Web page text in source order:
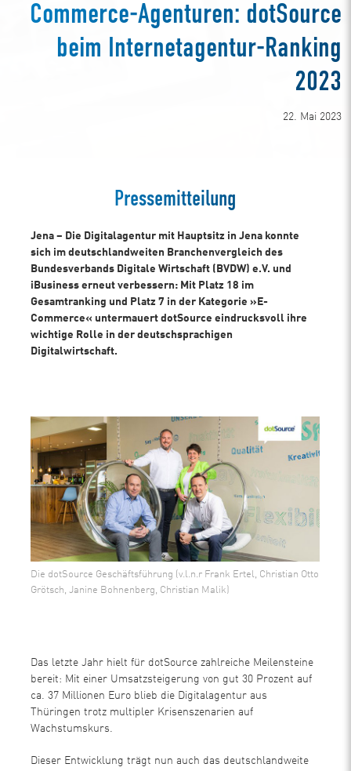
Commerce-Agenturen: dotSource
beim Internetagentur-Ranking
2023
22. Mai 2023
Pressemitteilung
Jena – Die Digitalagentur mit Hauptsitz in Jena konnte
sich im deutschlandweiten Branchenvergleich des
Bundesverbands Digitale Wirtschaft (BVDW) e.V. und
iBusiness erneut verbessern: Mit Platz 18 im
Gesamtranking und Platz 7 in der Kategorie »E-
Commerce« untermauert dotSource eindrucksvoll ihre
wichtige Rolle in der deutschsprachigen
Digitalwirtschaft.
Die dotSource Geschäftsführung (v.l.n.r Frank Ertel, Christian Otto
Grötsch, Janine Bohnenberg, Christian Malik)
Das letzte Jahr hielt für dotSource zahlreiche Meilensteine
bereit: Mit einer Umsatzsteigerung von gut 30 Prozent auf
ca. 37 Millionen Euro blieb die Digitalagentur aus
Thüringen trotz multipler Krisenszenarien auf
Wachstumskurs.
Dieser Entwicklung trägt nun auch das deutschlandweite